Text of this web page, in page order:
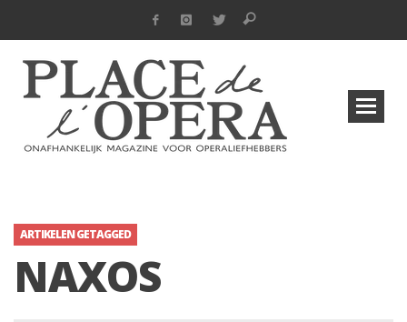
ARTIKELEN GETAGGED
NAXOS